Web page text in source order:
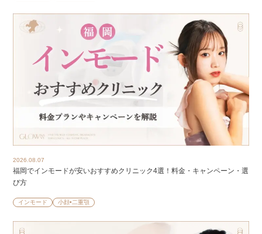
2026.08.07
福岡でインモードが安いおすすめクリニック4選！料金・キャンペーン・選
び方
インモード 小顔•二重顎